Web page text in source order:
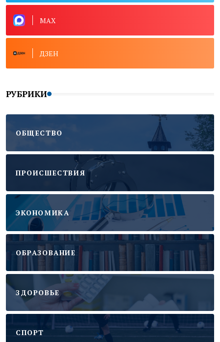
MAX
ДЗЕН
РУБРИКИ
ОБЩЕСТВО
ПРОИСШЕСТВИЯ
ЭКОНОМИКА
ОБРАЗОВАНИЕ
ЗДОРОВЬЕ
CПОРТ